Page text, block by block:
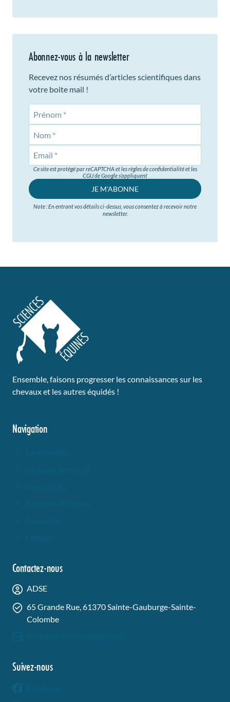
Abonnez-vous à la newsletter
Recevez nos résumés d’articles scientifiques dans
votre boite mail !
Prénom
Nom
Ce site est protégé par reCAPTCHA et les règles de confidentialité et les
CGU de Google s’appliquent
JE M'ABONNE
Note : En entrant vos détails ci-dessus, vous consentez à recevoir notre
newsletter.
Ensemble, faisons progresser les connaissances sur les
chevaux et les autres équidés !
Navigation
Contactez-nous
ADSE
65 Grande Rue, 61370 Sainte-Gauburge-Sainte-
Colombe
Suivez-nous